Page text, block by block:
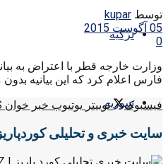
ترکیه
سوریه
توسط kupar
05 آگوست 2015
0
وزارت خارجه قطر با اعتراض به
فارس اعلام کرد که این بیانیه
فیسبوک
توییتر یوتیوب خبر خوان RSS
سایت خبری و تحلیلی کوردپاریز